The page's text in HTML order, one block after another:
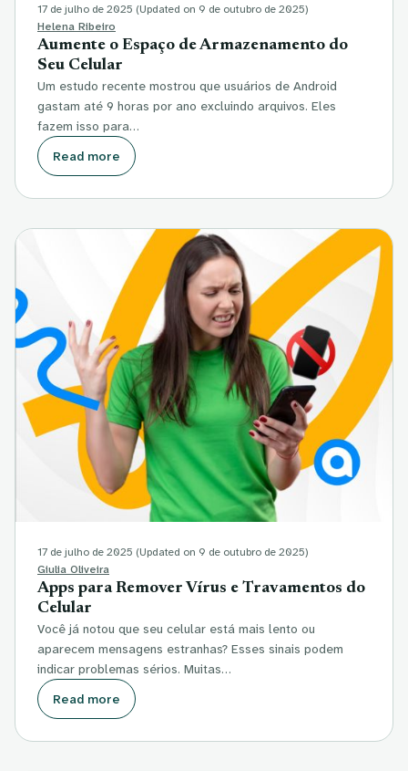
17 de julho de 2025 (Updated on 9 de outubro de 2025)
Helena Ribeiro
Aumente o Espaço de Armazenamento do
Seu Celular
Um estudo recente mostrou que usuários de Android
gastam até 9 horas por ano excluindo arquivos. Eles
fazem isso para…
Read more
17 de julho de 2025 (Updated on 9 de outubro de 2025)
Giulia Oliveira
Apps para Remover Vírus e Travamentos do
Celular
Você já notou que seu celular está mais lento ou
aparecem mensagens estranhas? Esses sinais podem
indicar problemas sérios. Muitas…
Read more